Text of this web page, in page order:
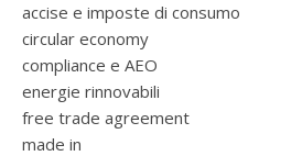
accise e imposte di consumo
circular economy
compliance e AEO
energie rinnovabili
free trade agreement
made in